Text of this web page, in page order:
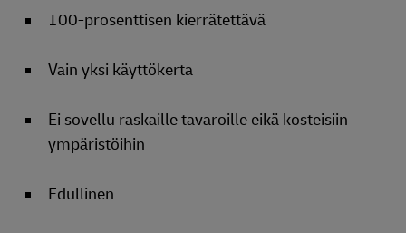
100-prosenttisen kierrätettävä
Vain yksi käyttökerta
Ei sovellu raskaille tavaroille eikä kosteisiin
ympäristöihin
Edullinen